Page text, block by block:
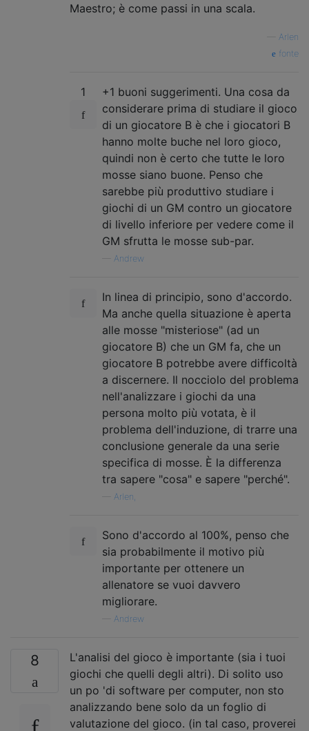
Maestro; è come passi in una scala.
Arlen
fonte
1
+1 buoni suggerimenti. Una cosa da
considerare prima di studiare il gioco
di un giocatore B è che i giocatori B
hanno molte buche nel loro gioco,
quindi non è certo che tutte le loro
mosse siano buone. Penso che
sarebbe più produttivo studiare i
giochi di un GM contro un giocatore
di livello inferiore per vedere come il
GM sfrutta le mosse sub-par.
Andrew
In linea di principio, sono d'accordo.
Ma anche quella situazione è aperta
alle mosse "misteriose" (ad un
giocatore B) che un GM fa, che un
giocatore B potrebbe avere difficoltà
a discernere. Il nocciolo del problema
nell'analizzare i giochi da una
persona molto più votata, è il
problema dell'induzione, di trarre una
conclusione generale da una serie
specifica di mosse. È la differenza
tra sapere "cosa" e sapere "perché".
Arlen,
Sono d'accordo al 100%, penso che
sia probabilmente il motivo più
importante per ottenere un
allenatore se vuoi davvero
migliorare.
Andrew
8
L'analisi del gioco è importante (sia i tuoi
giochi che quelli degli altri). Di solito uso
un po 'di software per computer, non sto
analizzando bene solo da un foglio di
valutazione del gioco. (in tal caso, proverei